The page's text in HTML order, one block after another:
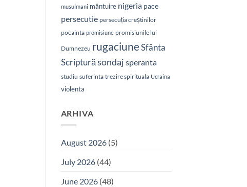
musulmani mântuire nigeria pace
persecutie persecuția creștinilor
pocainta promisiune promisiunile lui
Dumnezeu rugaciuneSfânta
Scripturăsondaj speranta
studiu suferinta trezire spirituala Ucraina
violenta
ARHIVA
August 2026(5)
July 2026(44)
June 2026(48)